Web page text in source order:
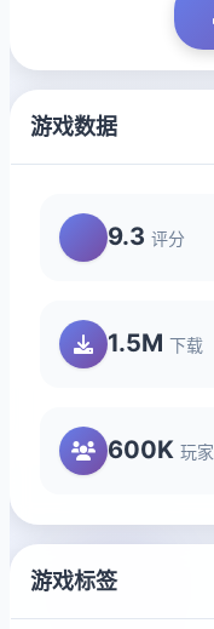
游戏数据
9.3 评分
1.5M 下载
600K 玩家
游戏标签